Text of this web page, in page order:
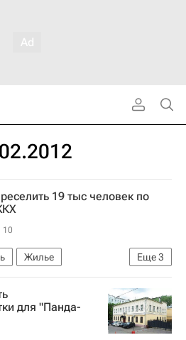
19 тыс человек по
10
Еще3
Жилье
ЖКХ Россия
для "Панда-